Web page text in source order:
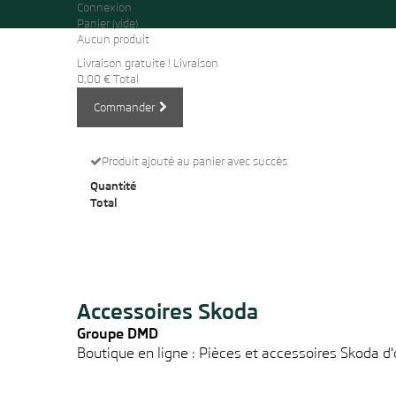
Connexion
Panier (vide)
Aucun produit
Livraison gratuite ! Livraison
0,00 € Total
Commander
Produit ajouté au panier avec succès
Quantité
Total
Accessoires Skoda
Groupe DMD
Boutique en ligne : Pièces et accessoires Skoda